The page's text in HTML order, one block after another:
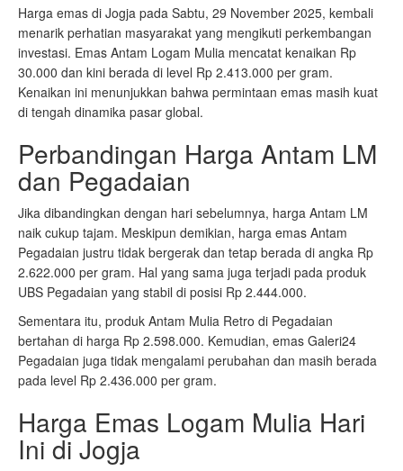
Harga emas di Jogja pada Sabtu, 29 November 2025, kembali
menarik perhatian masyarakat yang mengikuti perkembangan
investasi. Emas Antam Logam Mulia mencatat kenaikan Rp
30.000 dan kini berada di level Rp 2.413.000 per gram.
Kenaikan ini menunjukkan bahwa permintaan emas masih kuat
di tengah dinamika pasar global.
Perbandingan Harga Antam LM
dan Pegadaian
Jika dibandingkan dengan hari sebelumnya, harga Antam LM
naik cukup tajam. Meskipun demikian, harga emas Antam
Pegadaian justru tidak bergerak dan tetap berada di angka Rp
2.622.000 per gram. Hal yang sama juga terjadi pada produk
UBS Pegadaian yang stabil di posisi Rp 2.444.000.
Sementara itu, produk Antam Mulia Retro di Pegadaian
bertahan di harga Rp 2.598.000. Kemudian, emas Galeri24
Pegadaian juga tidak mengalami perubahan dan masih berada
pada level Rp 2.436.000 per gram.
Harga Emas Logam Mulia Hari
Ini di Jogja